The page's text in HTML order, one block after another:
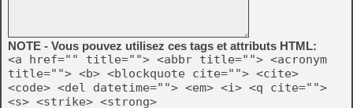
NOTE - Vous pouvez utilisez ces tags et attributs HTML:
<a href="" title=""> <abbr title=""> <acronym
title=""> <b> <blockquote cite=""> <cite>
<code> <del datetime=""> <em> <i> <q cite="">
<s> <strike> <strong>